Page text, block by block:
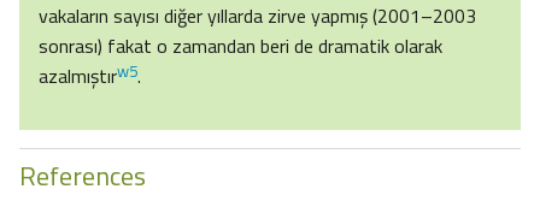
vakaların sayısı diğer yıllarda zirve yapmış (2001–2003
sonrası) fakat o zamandan beri de dramatik olarak
azalmıştırw5.
References